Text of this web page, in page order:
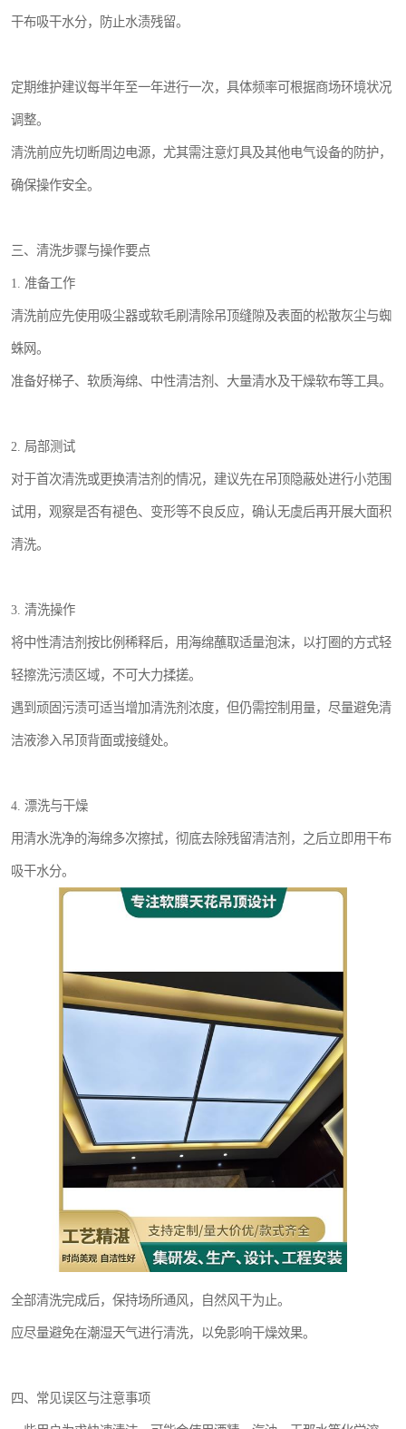
干布吸干水分，防止水渍残留。
定期维护建议每半年至一年进行一次，具体频率可根据商场环境状况
调整。
清洗前应先切断周边电源，尤其需注意灯具及其他电气设备的防护，
确保操作安全。
三、清洗步骤与操作要点
1. 准备工作
清洗前应先使用吸尘器或软毛刷清除吊顶缝隙及表面的松散灰尘与蜘
蛛网。
准备好梯子、软质海绵、中性清洁剂、大量清水及干燥软布等工具。
2. 局部测试
对于首次清洗或更换清洁剂的情况，建议先在吊顶隐蔽处进行小范围
试用，观察是否有褪色、变形等不良反应，确认无虞后再开展大面积
清洗。
3. 清洗操作
将中性清洁剂按比例稀释后，用海绵蘸取适量泡沫，以打圈的方式轻
轻擦洗污渍区域，不可大力揉搓。
遇到顽固污渍可适当增加清洗剂浓度，但仍需控制用量，尽量避免清
洁液渗入吊顶背面或接缝处。
4. 漂洗与干燥
用清水洗净的海绵多次擦拭，彻底去除残留清洁剂，之后立即用干布
吸干水分。
全部清洗完成后，保持场所通风，自然风干为止。
应尽量避免在潮湿天气进行清洗，以免影响干燥效果。
四、常见误区与注意事项